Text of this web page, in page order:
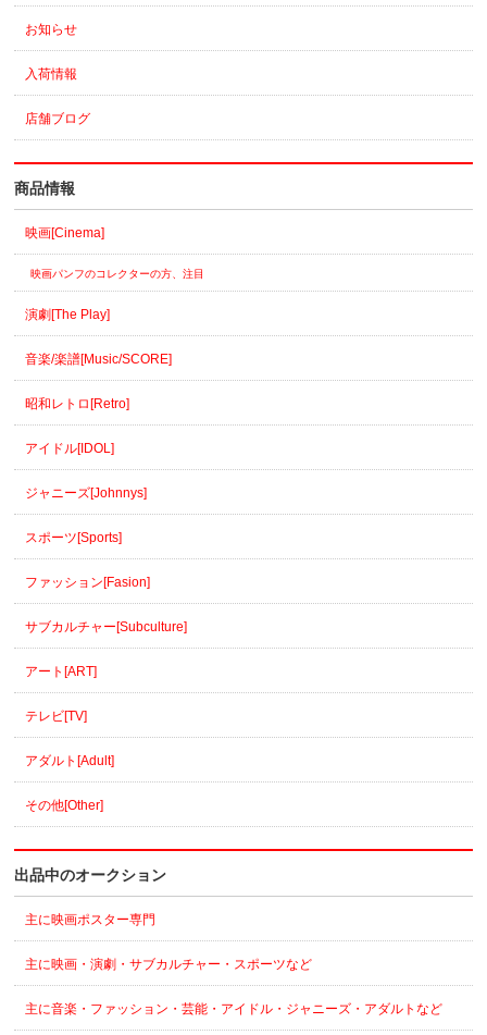
お知らせ
入荷情報
店舗ブログ
商品情報
映画[Cinema]
映画パンフのコレクターの方、注目
演劇[The Play]
音楽/楽譜[Music/SCORE]
昭和レトロ[Retro]
アイドル[IDOL]
ジャニーズ[Johnnys]
スポーツ[Sports]
ファッション[Fasion]
サブカルチャー[Subculture]
アート[ART]
テレビ[TV]
アダルト[Adult]
その他[Other]
出品中のオークション
主に映画ポスター専門
主に映画・演劇・サブカルチャー・スポーツなど
主に音楽・ファッション・芸能・アイドル・ジャニーズ・アダルトなど